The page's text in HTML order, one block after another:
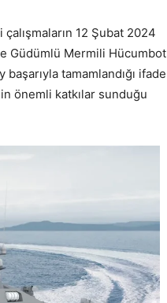
12 Şubat 2024
Güdümlü Mermili Hücumbot
tamamlandığı ifade
önemli katkılar sunduğu